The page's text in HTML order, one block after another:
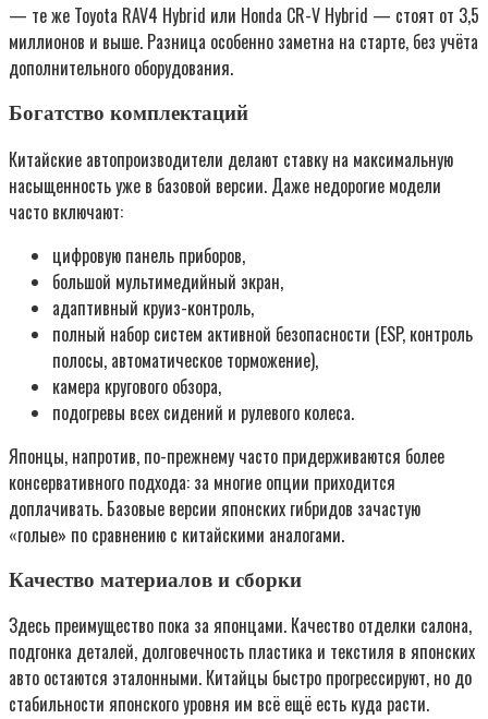
— те же Toyota RAV4 Hybrid или Honda CR-V Hybrid — стоят от 3,5
миллионов и выше. Разница особенно заметна на старте, без учёта
дополнительного оборудования.
Богатство комплектаций
Китайские автопроизводители делают ставку на максимальную
насыщенность уже в базовой версии. Даже недорогие модели
часто включают:
цифровую панель приборов,
большой мультимедийный экран,
адаптивный круиз-контроль,
полный набор систем активной безопасности (ESP, контроль
полосы, автоматическое торможение),
камера кругового обзора,
подогревы всех сидений и рулевого колеса.
Японцы, напротив, по-прежнему часто придерживаются более
консервативного подхода: за многие опции приходится
доплачивать. Базовые версии японских гибридов зачастую
«голые» по сравнению с китайскими аналогами.
Качество материалов и сборки
Здесь преимущество пока за японцами. Качество отделки салона,
подгонка деталей, долговечность пластика и текстиля в японских
авто остаются эталонными. Китайцы быстро прогрессируют, но до
стабильности японского уровня им всё ещё есть куда расти.